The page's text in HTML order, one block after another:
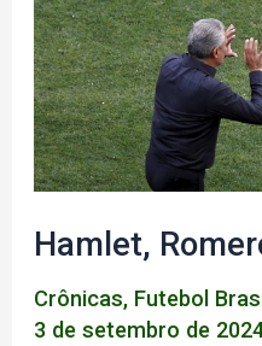
Manchester
Hamlet,
Crônicas, Futebol
3 de setembro de